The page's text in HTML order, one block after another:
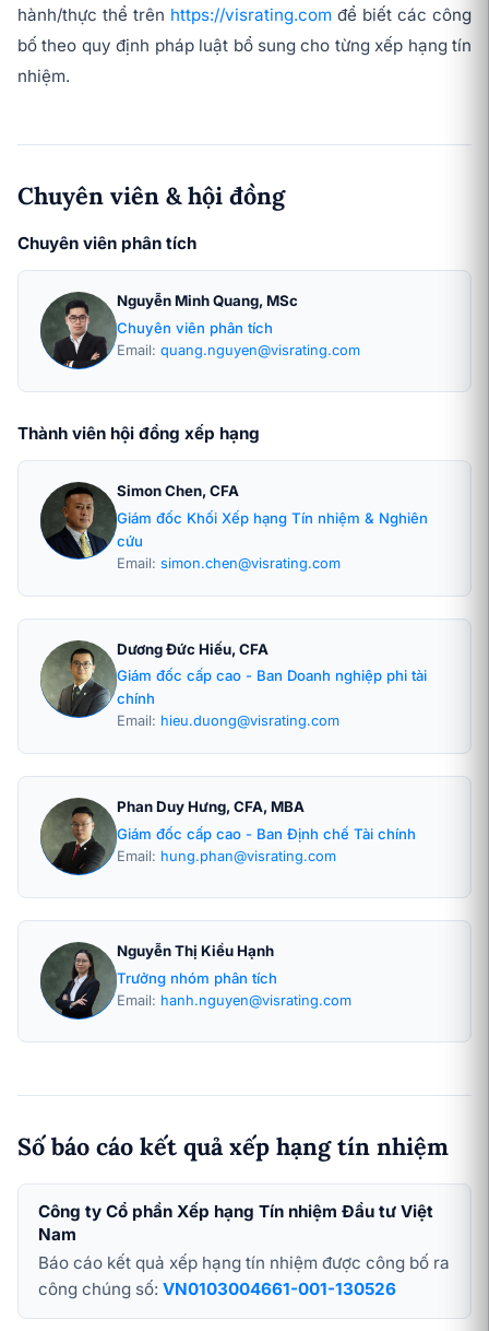
hành/thực thể trên https://visrating.com để biết các công
bố theo quy định pháp luật bổ sung cho từng xếp hạng tín
nhiệm.
Chuyên viên & hội đồng
Chuyên viên phân tích
Nguyễn Minh Quang, MSc
Chuyên viên phân tích
Email: quang.nguyen@visrating.com
Thành viên hội đồng xếp hạng
Simon Chen, CFA
Giám đốc Khối Xếp hạng Tín nhiệm & Nghiên
cứu
Email: simon.chen@visrating.com
Dương Đức Hiếu, CFA
Giám đốc cấp cao - Ban Doanh nghiệp phi tài
chính
Email: hieu.duong@visrating.com
Phan Duy Hưng, CFA, MBA
Giám đốc cấp cao - Ban Định chế Tài chính
Email: hung.phan@visrating.com
Nguyễn Thị Kiều Hạnh
Trưởng nhóm phân tích
Email: hanh.nguyen@visrating.com
Số báo cáo kết quả xếp hạng tín nhiệm
Công ty Cổ phần Xếp hạng Tín nhiệm Đầu tư Việt
Nam
Báo cáo kết quả xếp hạng tín nhiệm được công bố ra
công chúng số: VN0103004661-001-130526